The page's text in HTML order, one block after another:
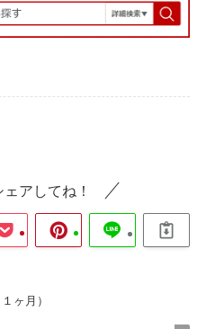
アしてね！
ヶ月）